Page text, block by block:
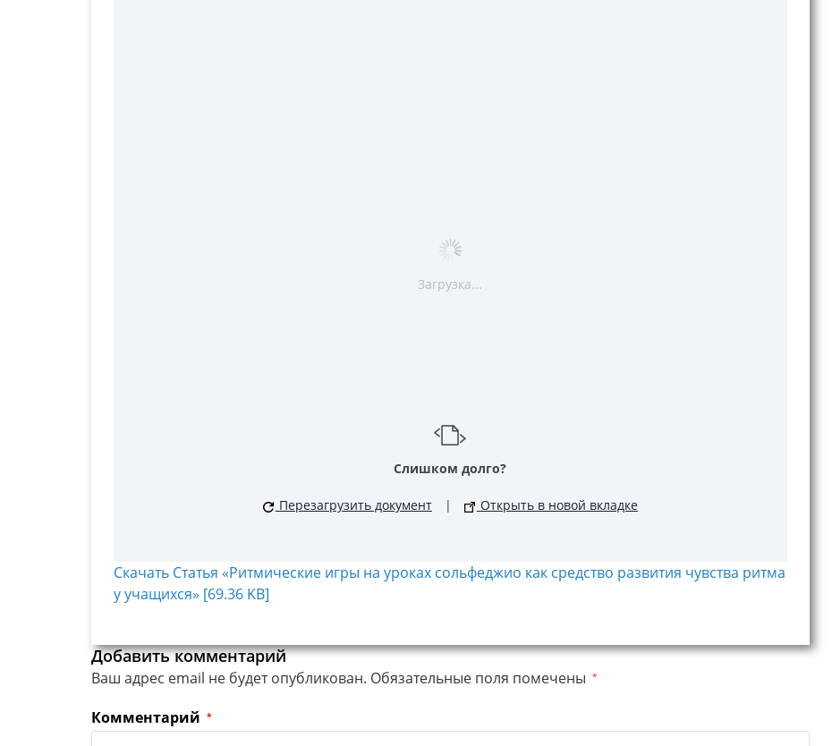
Загрузка...
Слишком долго?
Перезагрузить документ | Открыть в новой вкладке
Скачать Статья «Ритмические игры на уроках сольфеджио как средство развития чувства ритма
у учащихся» [69.36 KB]
Добавить комментарий
Ваш адрес email не будет опубликован. Обязательные поля помечены *
Комментарий *